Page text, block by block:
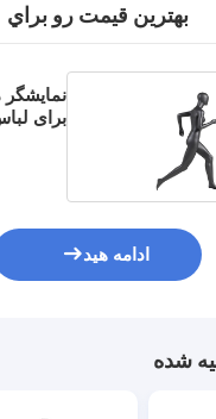
بهترين قيمت رو براي
برای
ادامه هید
شده